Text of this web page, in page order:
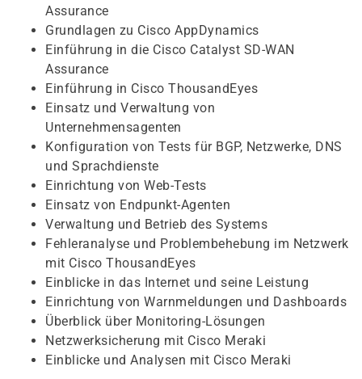
Assurance
Grundlagen zu Cisco AppDynamics
Einführung in die Cisco Catalyst SD-WAN
Assurance
Einführung in Cisco ThousandEyes
Einsatz und Verwaltung von
Unternehmensagenten
Konfiguration von Tests für BGP, Netzwerke, DNS
und Sprachdienste
Einrichtung von Web-Tests
Einsatz von Endpunkt-Agenten
Verwaltung und Betrieb des Systems
Fehleranalyse und Problembehebung im Netzwerk
mit Cisco ThousandEyes
Einblicke in das Internet und seine Leistung
Einrichtung von Warnmeldungen und Dashboards
Überblick über Monitoring-Lösungen
Netzwerksicherung mit Cisco Meraki
Einblicke und Analysen mit Cisco Meraki